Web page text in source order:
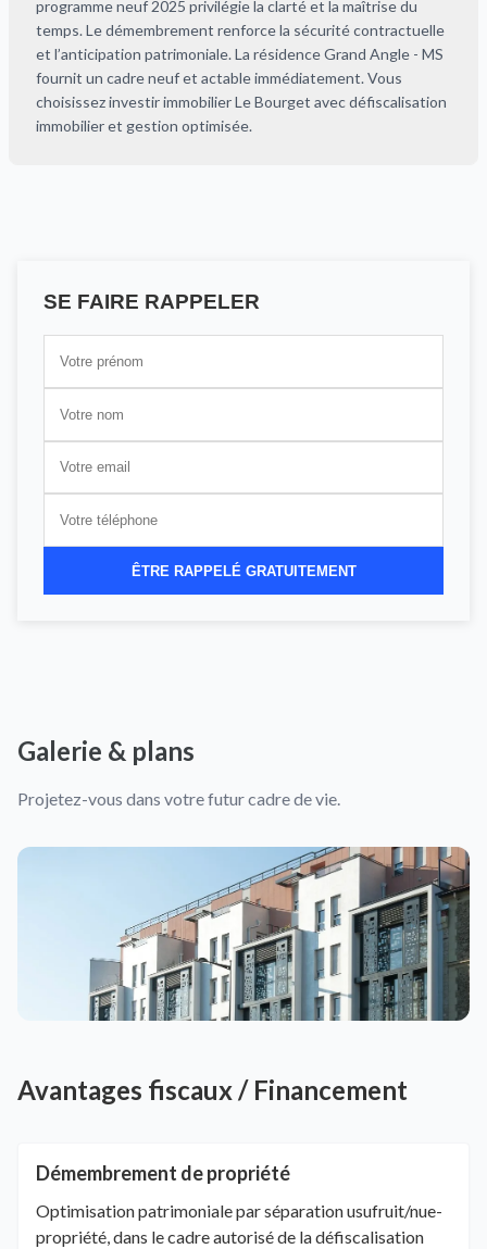
programme neuf 2025 privilégie la clarté et la maîtrise du
temps. Le démembrement renforce la sécurité contractuelle
et l’anticipation patrimoniale. La résidence Grand Angle - MS
fournit un cadre neuf et actable immédiatement. Vous
choisissez investir immobilier Le Bourget avec défiscalisation
immobilier et gestion optimisée.
SE FAIRE RAPPELER
ÊTRE RAPPELÉ GRATUITEMENT
Galerie & plans
Projetez-vous dans votre futur cadre de vie.
Avantages fiscaux / Financement
Démembrement de propriété
Optimisation patrimoniale par séparation usufruit/nue-
propriété, dans le cadre autorisé de la défiscalisation